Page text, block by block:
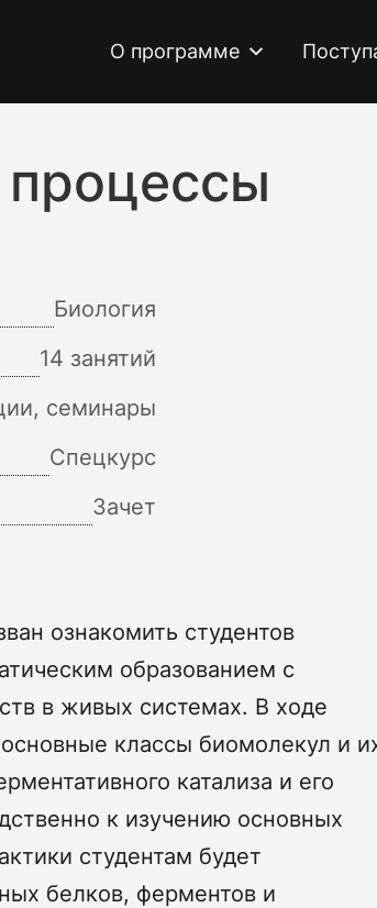
О программе
Биология
14 занятий
семинары
Спецкурс
Зачет
ознакомить студентов
образованием с
в живых системах. В ходе
классы биомолекул и
катализа и его
к изучению основных
студентам будет
белков, ферментов и